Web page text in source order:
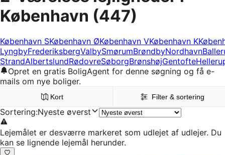
København (447)
København SKøbenhavn ØKøbenhavn VKøbenhavn K
LyngbyFrederiksbergValbySmørumBrøndbyNordhavn
StrandAlbertslundRødovreSøborgBrønshøjGentofte
Opret en gratis BoligAgent for denne søgning og få e-
mails om nye boliger.
Kort Filter & sortering
Sortering:Nyeste øverst
Lejemålet er desværre markeret som udlejet af udlejer. Du
kan se lignende lejemål herunder.